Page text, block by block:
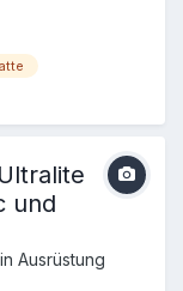
und
Ausrüstung